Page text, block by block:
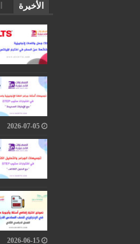
الأخيرة
2026-07-05
2026-06-15